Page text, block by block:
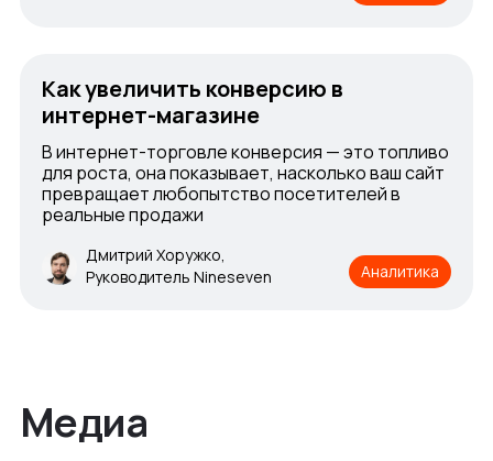
Как увеличить конверсию в
интернет-магазине
В интернет-торговле конверсия — это топливо
для роста, она показывает, насколько ваш сайт
превращает любопытство посетителей в
реальные продажи
Дмитрий Хоружко,
Руководитель Nineseven
Аналитика
Медиа